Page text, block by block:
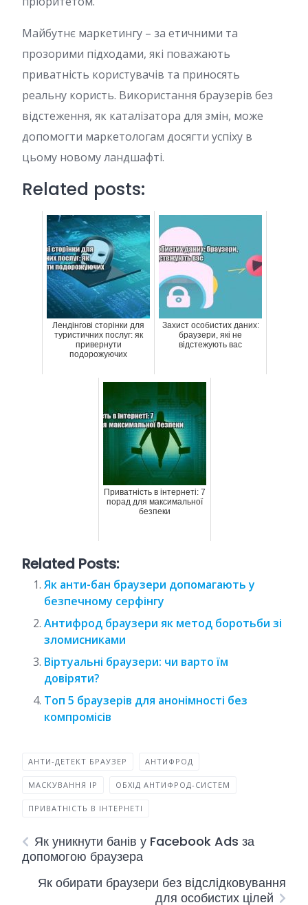
Майбутнє маркетингу – за етичними та
прозорими підходами, які поважають
приватність користувачів та приносять
реальну користь. Використання браузерів без
відстеження, як каталізатора для змін, може
допомогти маркетологам досягти успіху в
цьому новому ландшафті.
Related posts:
Лендінгові сторінки для
туристичних послуг: як
привернути
подорожуючих
Захист особистих даних:
браузери, які не
відстежують вас
Приватність в інтернеті: 7
порад для максимальної
безпеки
Related Posts:
Як анти-бан браузери допомагають у
безпечному серфінгу
Антифрод браузери як метод боротьби зі
зломисниками
Віртуальні браузери: чи варто їм
довіряти?
Топ 5 браузерів для анонімності без
компромісів
АНТИ-ДЕТЕКТ БРАУЗЕР АНТИФРОД
МАСКУВАННЯ IP ОБХІД АНТИФРОД-СИСТЕМ
ПРИВАТНІСТЬ В ІНТЕРНЕТІ
Як уникнути банів у Facebook Ads за
допомогою браузера
Як обирати браузери без відслідковування
для особистих цілей